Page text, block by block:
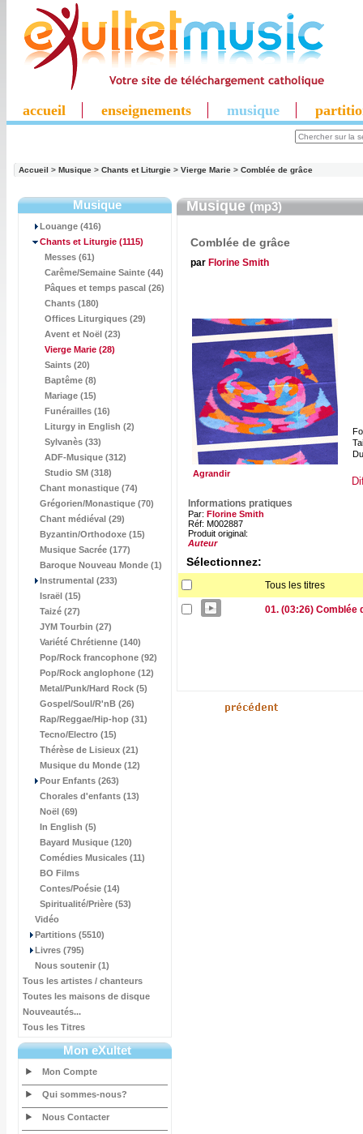
accueil enseignements musique
Accueil > Musique > Chants et Liturgie > Vierge Marie > Comblée de grâce
Musique
Louange (416)
Chants et Liturgie (1115)
Messes (61)
Carême/Semaine Sainte (44)
Pâques et temps pascal (26)
Chants (180)
Offices Liturgiques (29)
Avent et Noël (23)
Vierge Marie (28)
Saints (20)
Baptême (8)
Mariage (15)
Funérailles (16)
Liturgy in English (2)
Sylvanès (33)
ADF-Musique (312)
Studio SM (318)
Chant monastique (74)
Grégorien/Monastique (70)
Chant médiéval (29)
Byzantin/Orthodoxe (15)
Musique Sacrée (177)
Baroque Nouveau Monde (1)
Instrumental (233)
Israël (15)
Taizé (27)
JYM Tourbin (27)
Variété Chrétienne (140)
Pop/Rock francophone (92)
Pop/Rock anglophone (12)
Metal/Punk/Hard Rock (5)
Gospel/Soul/R'nB (26)
Rap/Reggae/Hip-hop (31)
Tecno/Electro (15)
Thérèse de Lisieux (21)
Musique du Monde (12)
Pour Enfants (263)
Chorales d'enfants (13)
Noël (69)
In English (5)
Bayard Musique (120)
Comédies Musicales (11)
BO Films
Contes/Poésie (14)
Spiritualité/Prière (53)
Vidéo
Partitions (5510)
Livres (795)
Nous soutenir (1)
Tous les artistes / chanteurs
Toutes les maisons de disque
Nouveautés...
Tous les Titres
Mon eXultet
Mon Compte
Qui sommes-nous?
Nous Contacter
Musique(mp3)
Comblée de grâce
par Florine Smith
Agrandir
Informations pratiques
Par: Florine Smith
Réf: M002887
Produit original:
Auteur
Sélectionnez:
Tous les titres
01. (03:26) Comblée